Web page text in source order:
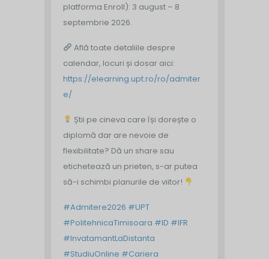
platforma Enroll): 3 august – 8
septembrie 2026.
Află toate detaliile despre
calendar, locuri și dosar aici:
https://elearning.upt.ro/ro/admiter
e/
Știi pe cineva care își dorește o
diplomă dar are nevoie de
flexibilitate? Dă un share sau
etichetează un prieten, s-ar putea
să-i schimbi planurile de viitor!
#Admitere2026 #UPT
#PolitehnicaTimisoara #ID #IFR
#InvatamantLaDistanta
#StudiuOnline #Cariera